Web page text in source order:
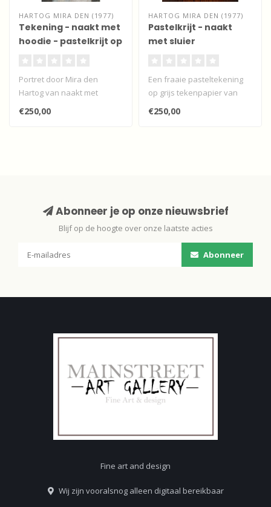
HARTOG MIRA DEN (1977)
Tekening - naakt met
hoodie - pastelkrijt op
Portret door Mira den
Hartog van naakt met
hoodie in pastelkrijt op grijs
papier..
€250,00
HARTOG MIRA DEN (1977)
Pastelkrijt - naakt
met sluier
Een fraaie pasteltekening
op grijs tekenpapier van
een frontaal, staand naakt
€250,00
Abonneer je op onze nieuwsbrief
Blijf op de hoogte over onze laatste acties
Abonneer
Fine art and design
Wij zijn vooralsnog alleen digitaal bereikbaar